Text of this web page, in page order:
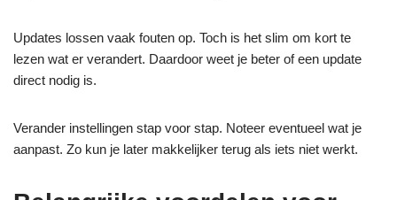
Updates lossen vaak fouten op. Toch is het slim om kort te
lezen wat er verandert. Daardoor weet je beter of een update
direct nodig is.
Verander instellingen stap voor stap. Noteer eventueel wat je
aanpast. Zo kun je later makkelijker terug als iets niet werkt.